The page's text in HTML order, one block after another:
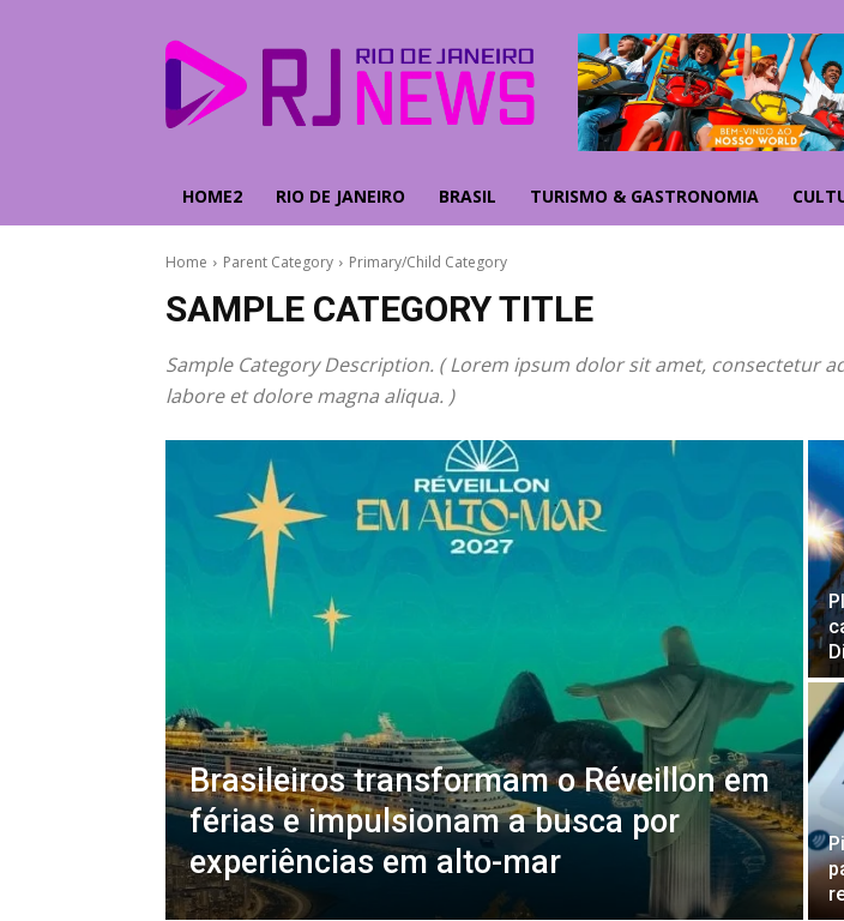
HOME2 RIO DE JANEIRO BRASIL TURISMO & GASTRONOMIA
Home Parent Category Primary/Child Category
SAMPLE CATEGORY TITLE
Sample Category Description. ( Lorem ipsum dolor sit amet, consectetur
labore et dolore magna aliqua. )
Brasileiros transformam o Réveillon em
férias e impulsionam a busca por
experiências em alto-mar